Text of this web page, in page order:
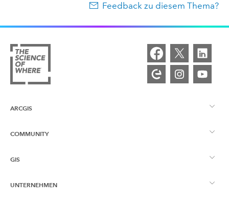
Feedback zu diesem Thema?
ARCGIS
ArcGIS – Überblick
COMMUNITY
Esri Community
GIS
Was ist GIS?
UNTERNEHMEN